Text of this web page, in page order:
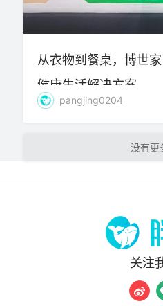
从衣物到餐桌，博世
健康生活解决方案
pangjing0204
加载
关注